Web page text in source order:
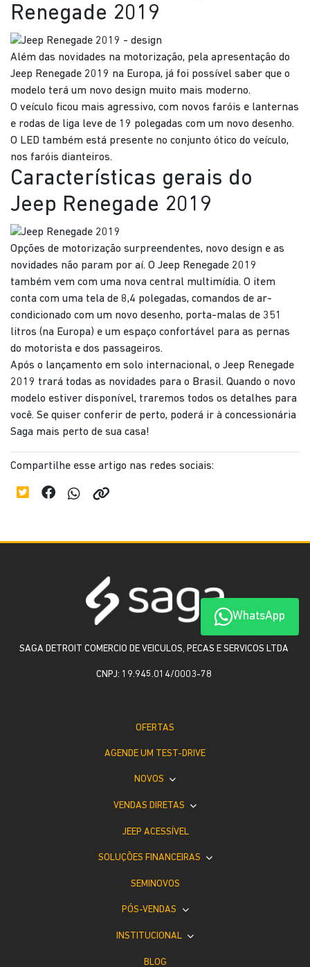
Renegade 2019
Além das novidades na motorização, pela apresentação do
Jeep Renegade 2019 na Europa, já foi possível saber que o
modelo terá um novo design muito mais moderno.
O veículo ficou mais agressivo, com novos faróis e lanternas
e rodas de liga leve de 19 polegadas com um novo desenho.
O LED também está presente no conjunto ótico do veículo,
nos faróis dianteiros.
Características gerais do
Jeep Renegade 2019
Opções de motorização surpreendentes, novo design e as
novidades não param por aí. O Jeep Renegade 2019
também vem com uma nova central multimídia. O item
conta com uma tela de 8,4 polegadas, comandos de ar-
condicionado com um novo desenho, porta-malas de 351
litros (na Europa) e um espaço confortável para as pernas
do motorista e dos passageiros.
Após o lançamento em solo internacional, o Jeep Renegade
2019 trará todas as novidades para o Brasil. Quando o novo
modelo estiver disponível, traremos todos os detalhes para
você. Se quiser conferir de perto, poderá ir à concessionária
Saga mais perto de sua casa!
Compartilhe esse artigo nas redes sociais:
WhatsApp
SAGA DETROIT COMERCIO DE VEICULOS, PECAS E SERVICOS LTDA
CNPJ: 19.945.014/0003-78
OFERTAS
AGENDE UM TEST-DRIVE
NOVOS
VENDAS DIRETAS
JEEP ACESSÍVEL
SOLUÇÕES FINANCEIRAS
SEMINOVOS
PÓS-VENDAS
INSTITUCIONAL
BLOG